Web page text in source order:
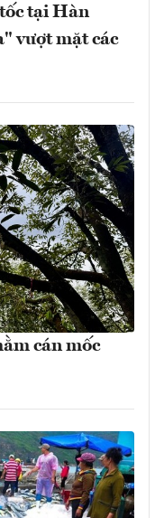
tại Hàn
vượt mặt các
cán mốc